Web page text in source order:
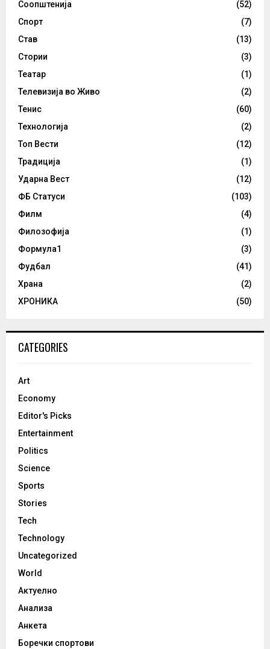
Соопштенија
(52)
Спорт
(7)
Став
(13)
Стории
(3)
Театар
(1)
Телевизија во Живо
(2)
Тенис
(60)
Технологија
(2)
Топ Вести
(12)
Традиција
(1)
Ударна Вест
(12)
ФБ Статуси
(103)
Филм
(4)
Филозофија
(1)
Формула1
(3)
Фудбал
(41)
Храна
(2)
ХРОНИКА
(50)
CATEGORIES
Art
Economy
Editor's Picks
Entertainment
Politics
Science
Sports
Stories
Tech
Technology
Uncategorized
World
Актуелно
Анализа
Анкета
Боречки спортови